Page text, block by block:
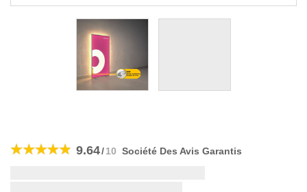
to
9.64/10 Société Des Avis Garantis